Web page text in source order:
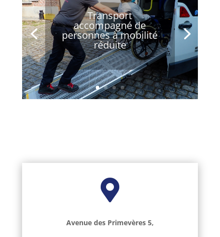
Transport
accompagné de
personnes à mobilité
réduite

Avenue des Primevères 5,